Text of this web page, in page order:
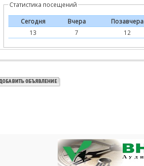
Статистика посещений
Сегодня Вчера Позавчера
13
7 12